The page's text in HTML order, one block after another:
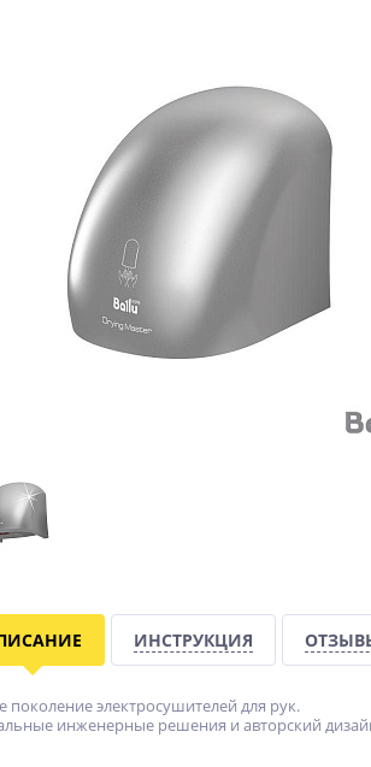
ИНСТРУКЦИЯ
поколение электросушителей для рук.
инженерные решения и авторский